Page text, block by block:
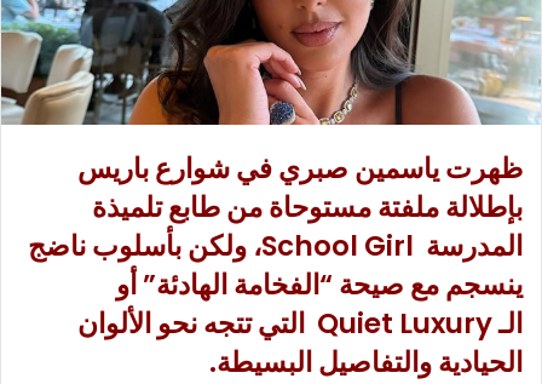
ك
ت
ر
و
ن
ي
ا
ظهرت ياسمين صبري في شوارع باريس
بإطلالة ملفتة مستوحاة من طابع تلميذة
المدرسة School Girl، ولكن بأسلوب ناضج
ينسجم مع صيحة “الفخامة الهادئة” أو
الـ Quiet Luxury التي تتجه نحو الألوان
الحيادية والتفاصيل البسيطة.